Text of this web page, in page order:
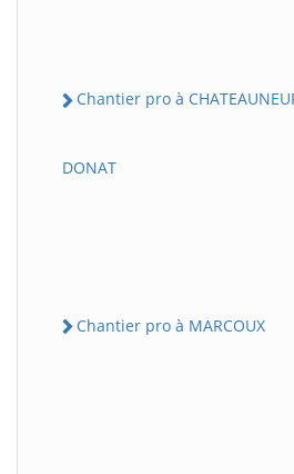
Chantier pro à
DONAT
Chantier pro à MARCOUX